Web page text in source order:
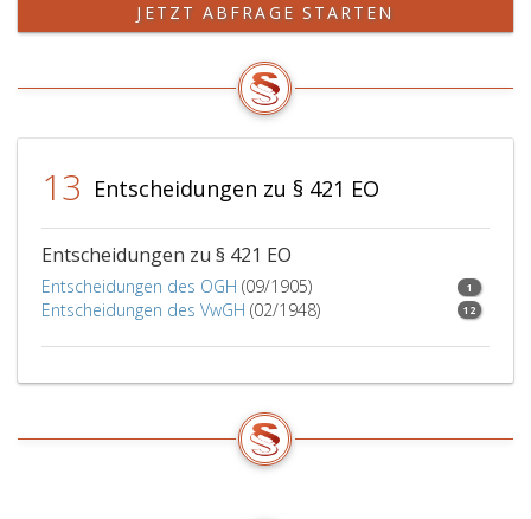
JETZT ABFRAGE STARTEN
13 Entscheidungen zu § 421 EO
Entscheidungen zu § 421 EO
Entscheidungen des OGH (09/1905) 1
Entscheidungen des VwGH (02/1948) 12